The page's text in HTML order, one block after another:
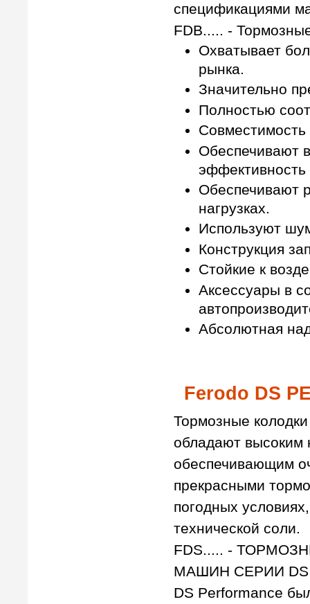
спецификациями
FDB..... -
Охватывает
рынка.
Значительно
Полностью
Обеспечивают
Обеспечивают
нагрузках.
Используют
Конструкция
Стойкие к
Аксессуары в
Абсолютная
Ferodo DS
Тормозные
обладают высоким
обеспечивающим
прекрасными
погодных
технической соли.
FDS..... -
МАШИН СЕРИИ DS
DS Performance